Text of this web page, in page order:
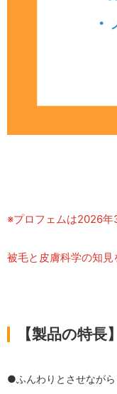
※プロフェムは2026年
被毛と皮膚科学の知見
【製品の特長】
●ふんわりとさせなが